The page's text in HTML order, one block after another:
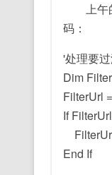
上午的
码：
'处理要
Dim
FilterUrl
If
End If